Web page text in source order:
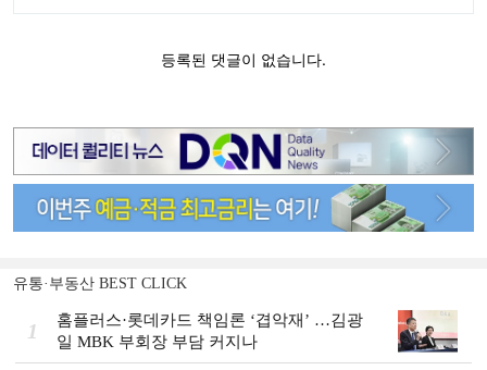
유통·부동산 BEST CLICK
1
홈플러스·롯데카드 책임론 ‘겹악재’ …김광
일 MBK 부회장 부담 커지나